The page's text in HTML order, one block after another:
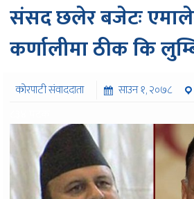
संसद छलेर बजेटः
कर्णालीमा ठीक कि
कोरपाटी संवाददाता साउन १, २०७८